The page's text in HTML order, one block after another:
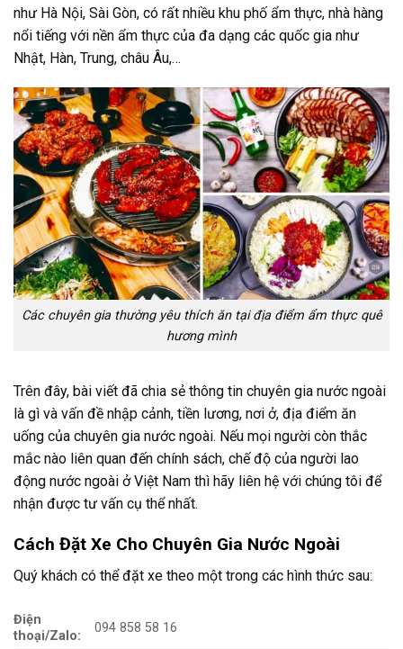
như Hà Nội, Sài Gòn, có rất nhiều khu phố ẩm thực, nhà hàng
nổi tiếng với nền ẩm thực của đa dạng các quốc gia như
Nhật, Hàn, Trung, châu Âu,…
Các chuyên gia thường yêu thích ăn tại địa điểm ẩm thực quê
hương mình
Trên đây, bài viết đã chia sẻ thông tin chuyên gia nước ngoài
là gì và vấn đề nhập cảnh, tiền lương, nơi ở, địa điểm ăn
uống của chuyên gia nước ngoài. Nếu mọi người còn thắc
mắc nào liên quan đến chính sách, chế độ của người lao
động nước ngoài ở Việt Nam thì hãy liên hệ với chúng tôi để
nhận được tư vấn cụ thể nhất.
Cách Đặt Xe Cho Chuyên Gia Nước Ngoài
Quý khách có thể đặt xe theo một trong các hình thức sau:
Điện
thoại/Zalo:
094 858 58 16